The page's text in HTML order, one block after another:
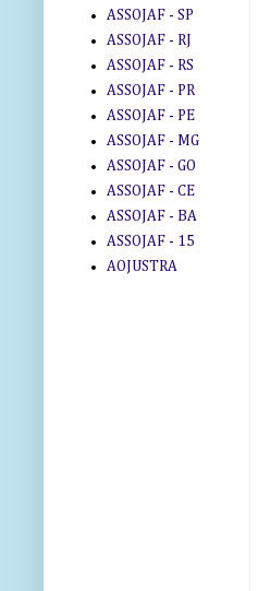
ASSOJAF - SP
ASSOJAF - RJ
ASSOJAF - RS
ASSOJAF - PR
ASSOJAF - PE
ASSOJAF - MG
ASSOJAF - GO
ASSOJAF - CE
ASSOJAF - BA
ASSOJAF - 15
AOJUSTRA